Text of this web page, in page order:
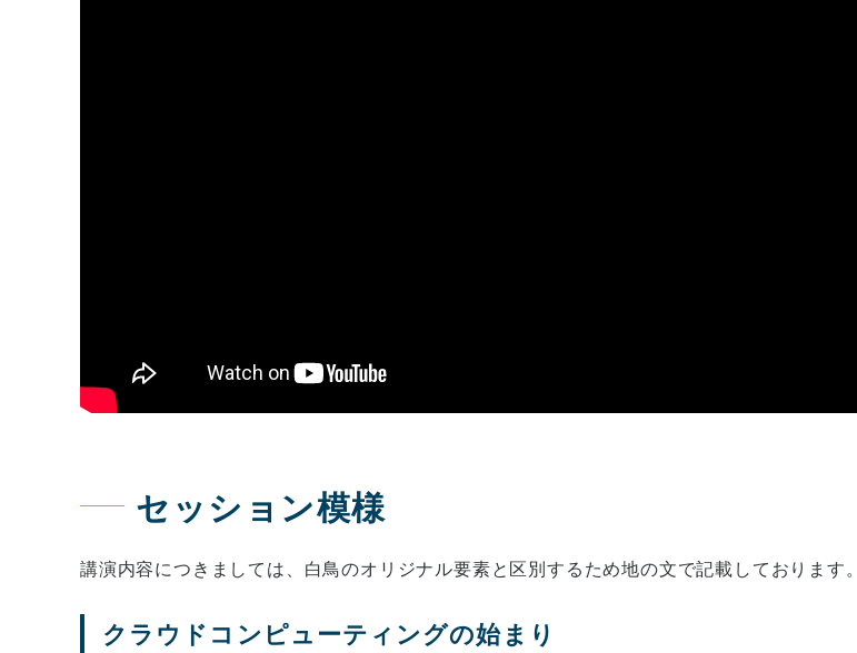
セッション模様
講演内容につきましては、白鳥のオリジナル要素と区別するため地の文で記載しております。
クラウドコンピューティングの始まり